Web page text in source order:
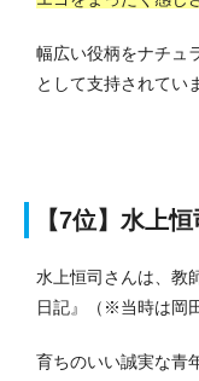
幅広い役柄をナチュ
として支持されてい
【7位】水上恒
水上恒司さんは、教
日記』（※当時は岡
育ちのいい誠実な青